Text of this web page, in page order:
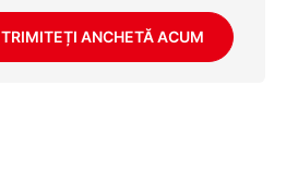
TRIMITEȚI ANCHETĂ ACUM